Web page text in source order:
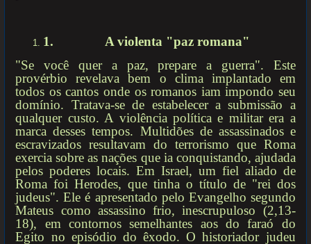
1. A violenta "paz romana"
"Se você quer a paz, prepare a guerra". Este
provérbio revelava bem o clima implantado em
todos os cantos onde os romanos iam impondo seu
domínio. Tratava-se de estabelecer a submissão a
qualquer custo. A violência política e militar era a
marca desses tempos. Multidões de assassinados e
escravizados resultavam do terrorismo que Roma
exercia sobre as nações que ia conquistando, ajudada
pelos poderes locais. Em Israel, um fiel aliado de
Roma foi Herodes, que tinha o título de "rei dos
judeus". Ele é apresentado pelo Evangelho segundo
Mateus como assassino frio, inescrupuloso (2,13-
18), em contornos semelhantes aos do faraó do
Egito no episódio do êxodo. O historiador judeu